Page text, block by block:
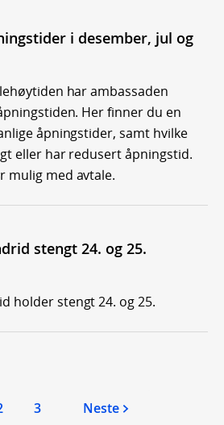
i desember, jul og
har ambassaden
Her finner du en
åpningstider, samt hvilke
eller har redusert åpningstid.
mulig med avtale.
stengt 24. og 25.
holder stengt 24. og 25.
3 Neste